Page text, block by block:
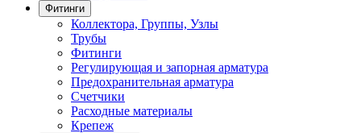
Фитинги
Коллектора, Группы, Узлы
Трубы
Фитинги
Регулирующая и запорная арматура
Предохранительная арматура
Счетчики
Расходные материалы
Крепеж